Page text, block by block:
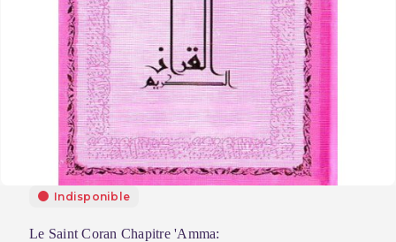
Indisponible
Le Saint Coran Chapitre 'Amma: